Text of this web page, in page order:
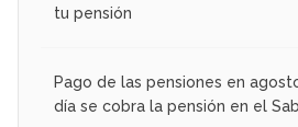
tu pensión
Pago de las pensiones en
día se cobra la pensión en el